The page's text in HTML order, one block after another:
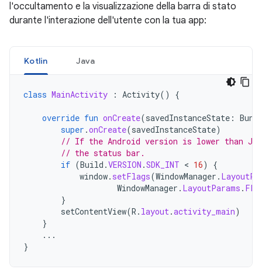
l'occultamento e la visualizzazione della barra di stato
durante l'interazione dell'utente con la tua app:
Kotlin Java
class MainActivity : Activity() {
override fun onCreate(savedInstanceState :
super .onCreate(savedInstanceState)
// If the Android version is lower than
// the status bar.
if (Build .VERSION .SDK_INT < 16)
{
window. setFlags(WindowManager .
WindowManager . LayoutParams .
}
setContentView(R . layout.activity_main)
}
...
}